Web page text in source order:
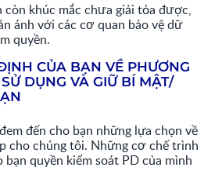
còn khúc mắc chưa giải tỏa được,
ánh với các cơ quan bảo vệ dữ
quyền.
CỦA BẠN VỀ PHƯƠNG
DỤNG VÀ GIỮ BÍ MẬT/
đến cho bạn những lựa chọn về
cho chúng tôi. Những cơ chế trình
quyền kiểm soát PD của mình